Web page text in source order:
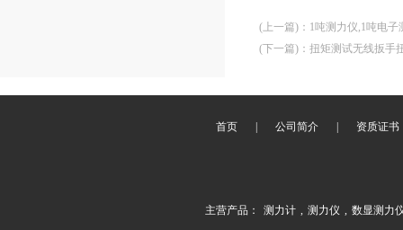
(上一篇) ： 1吨测力仪,1吨电子
(下一篇) ： 扭矩测试无线扳手
首页 公司简介 资质证书
主营产品： 测力计 , 测力仪 , 数显测力